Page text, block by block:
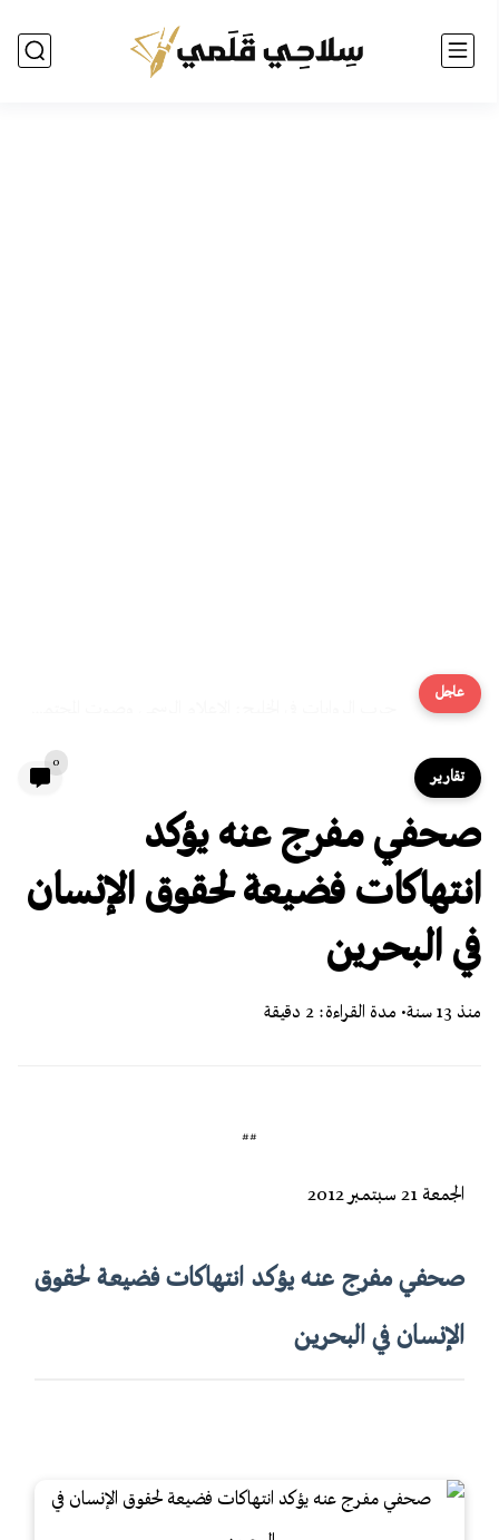
عاجل
تقارير
0
صحفي مفرج عنه يؤكد
انتهاكات فضيعة لحقوق الإنسان
في البحرين
منذ 13 سنة • مدة القراءة: 2 دقيقة
##
الجمعة 21 سبتمبر 2012
صحفي مفرج عنه يؤكد انتهاكات فضيعة لحقوق
الإنسان في البحرين